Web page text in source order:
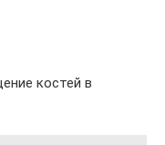
костей в